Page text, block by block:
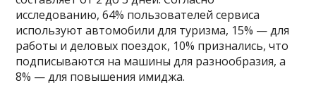
исследованию, 64% пользователей сервиса
используют автомобили для туризма, 15% — для
работы и деловых поездок, 10% признались, что
подписываются на машины для разнообразия, а
8% — для повышения имиджа.